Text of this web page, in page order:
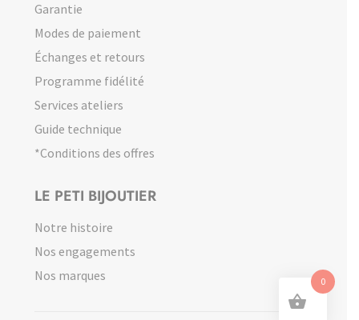
Garantie
Modes de paiement
Échanges et retours
Programme fidélité
Services ateliers
Guide technique
*Conditions des offres
LE PETI BIJOUTIER
Notre histoire
Nos engagements
Nos marques
0